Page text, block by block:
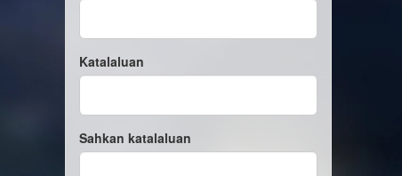
Katalaluan
Sahkan katalaluan